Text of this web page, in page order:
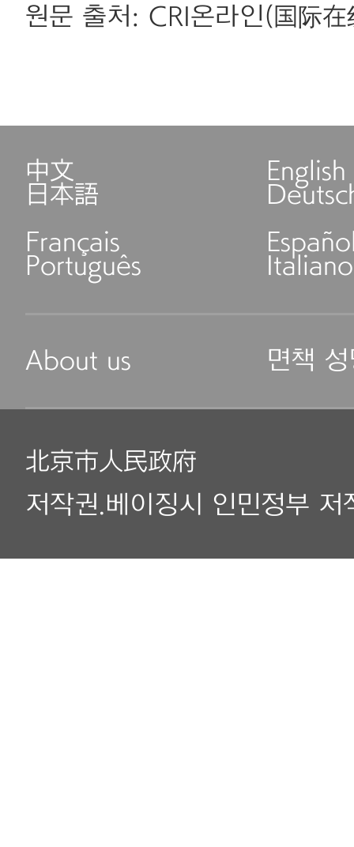
원문 출처: CRI온라인(国际
中文 English
日本語
Français
Português Italiano
About us 면책
北京市人民政府
저작권.베이징시 인민정부